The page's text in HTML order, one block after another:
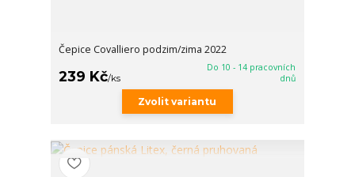
Čepice Covalliero podzim/zima 2022
239 Kč/ks
Do 10 - 14 pracovních
dnů
Zvolit variantu